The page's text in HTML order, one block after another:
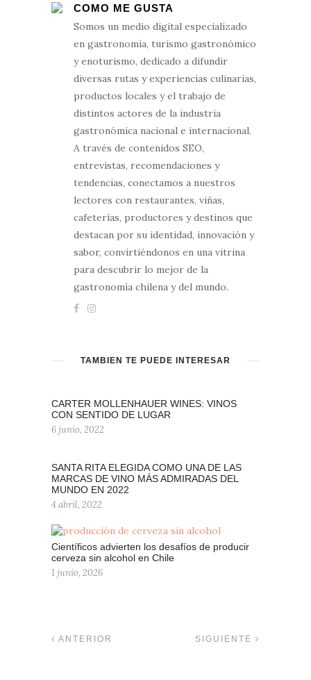
COMO ME GUSTA
Somos un medio digital especializado
en gastronomía, turismo gastronómico
y enoturismo, dedicado a difundir
diversas rutas y experiencias culinarias,
productos locales y el trabajo de
distintos actores de la industria
gastronómica nacional e internacional.
A través de contenidos SEO,
entrevistas, recomendaciones y
tendencias, conectamos a nuestros
lectores con restaurantes, viñas,
cafeterías, productores y destinos que
destacan por su identidad, innovación y
sabor, convirtiéndonos en una vitrina
para descubrir lo mejor de la
gastronomía chilena y del mundo.
TAMBIÉN TE PUEDE INTERESAR
CARTER MOLLENHAUER WINES: VINOS
CON SENTIDO DE LUGAR
6 junio, 2022
SANTA RITA ELEGIDA COMO UNA DE LAS
MARCAS DE VINO MÁS ADMIRADAS DEL
MUNDO EN 2022
4 abril, 2022
Científicos advierten los desafíos de producir
cerveza sin alcohol en Chile
1 junio, 2026
ANTERIOR SIGUIENTE